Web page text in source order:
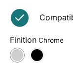
Finition